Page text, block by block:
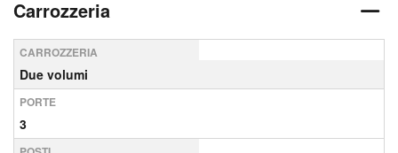
Carrozzeria
CARROZZERIA
Due volumi
PORTE
3